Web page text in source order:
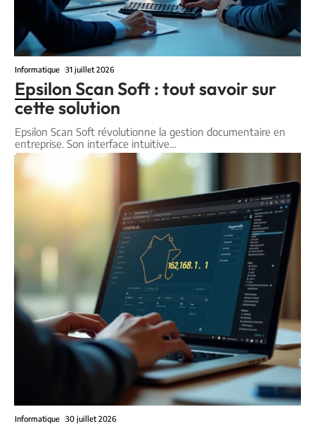
Informatique 31 juillet 2026
Epsilon Scan Soft : tout savoir sur
cette solution
Epsilon Scan Soft révolutionne la gestion documentaire en
entreprise. Son interface intuitive…
Informatique 30 juillet 2026